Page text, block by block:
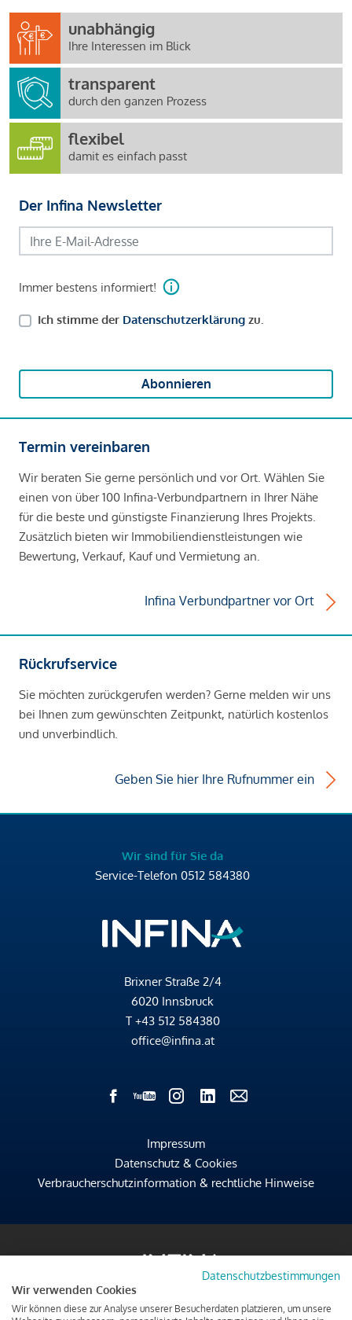
unabhängig
Ihre Interessen im Blick
transparent
durch den ganzen Prozess
flexibel
damit es einfach passt
Der Infina Newsletter
Immer bestens informiert!
Ich stimme der Datenschutzerklärung zu.
Abonnieren
Termin vereinbaren
Wir beraten Sie gerne persönlich und vor Ort. Wählen Sie
einen von über 100 Infina-Verbundpartnern in Ihrer Nähe
für die beste und günstigste Finanzierung Ihres Projekts.
Zusätzlich bieten wir Immobiliendienstleistungen wie
Bewertung, Verkauf, Kauf und Vermietung an.
Infina Verbundpartner vor Ort
Rückrufservice
Sie möchten zurückgerufen werden? Gerne melden wir uns
bei Ihnen zum gewünschten Zeitpunkt, natürlich kostenlos
und unverbindlich.
Geben Sie hier Ihre Rufnummer ein
Wir sind für Sie da
Service-Telefon 0512 584380
Brixner Straße 2/4
6020 Innsbruck
T +43 512 584380
office@infina.at
Impressum
Datenschutz & Cookies
Verbraucherschutzinformation & rechtliche Hinweise
Datenschutzbestimmungen
Wir verwenden Cookies
Wir können diese zur Analyse unserer Besucherdaten platzieren, um unsere